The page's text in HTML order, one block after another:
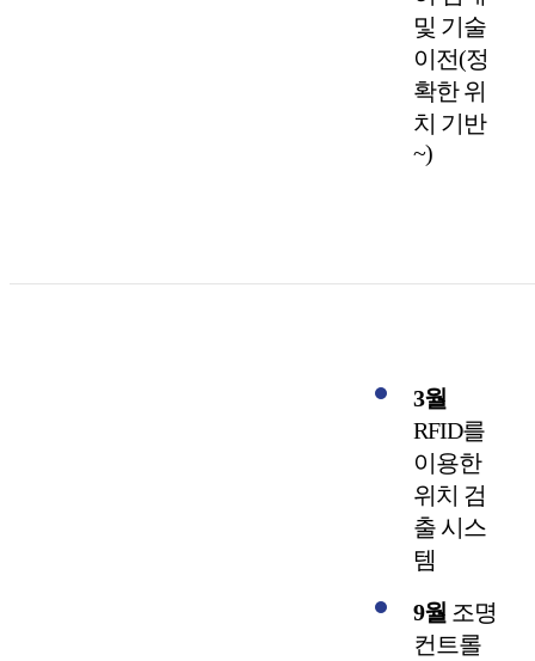
및 기술
이전(정
확한 위
치 기반
~)
3월
RFID를
이용한
위치 검
출 시스
템
9월 조명
컨트롤